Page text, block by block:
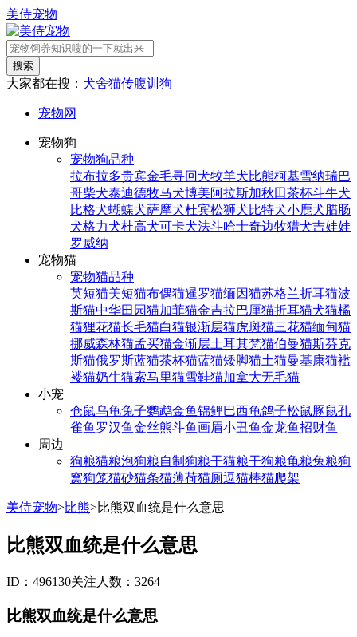
美侍宠物
搜索
大家都在搜： 犬舍猫传腹训狗
宠物网
宠物狗
宠物狗品种
拉布拉多贵宾金毛寻回犬牧羊犬比熊柯基雪纳瑞巴
哥柴犬泰迪德牧马犬博美阿拉斯加秋田茶杯斗牛犬
比格犬蝴蝶犬萨摩犬杜宾松狮犬比特犬小鹿犬腊肠
犬格力犬杜高犬可卡犬法斗哈士奇边牧猎犬吉娃娃
罗威纳
宠物猫
宠物猫品种
英短猫美短猫布偶猫暹罗猫缅因猫苏格兰折耳猫波
斯猫中华田园猫加菲猫金吉拉巴厘猫折耳猫犬猫橘
猫狸花猫长毛猫白猫银渐层猫虎斑猫三花猫缅甸猫
挪威森林猫孟买猫金渐层土耳其梵猫伯曼猫斯芬克
斯猫俄罗斯蓝猫茶杯猫蓝猫矮脚猫土猫曼基康猫褴
褛猫奶牛猫索马里猫雪鞋猫加拿大无毛猫
小宠
仓鼠乌龟兔子鹦鹉金鱼锦鲤巴西龟鸽子松鼠豚鼠孔
雀鱼 罗汉鱼金丝熊斗鱼画眉小丑鱼金龙鱼招财鱼
周边
狗粮猫粮泡狗粮自制狗粮干猫粮干狗粮龟粮兔粮狗
窝狗笼猫砂猫条猫薄荷猫厕逗猫棒猫爬架
美侍宠物>比熊>比熊双血统是什么意思
比熊双血统是什么意思
ID：496130关注人数：3264
比熊双血统是什么意思